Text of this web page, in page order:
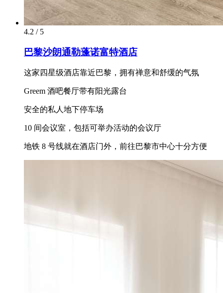
4.2 / 5
巴黎沙朗通勒蓬诺富特酒店
这家四星级酒店靠近巴黎，拥有禅意和舒缓的气氛
Greem 酒吧餐厅带有阳光露台
安全的私人地下停车场
10 间会议室，包括可举办活动的会议厅
地铁 8 号线就在酒店门外，前往巴黎市中心十分方便